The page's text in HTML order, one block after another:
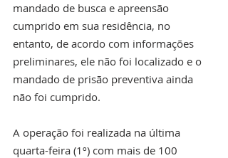
mandado de busca e apreensão
cumprido em sua residência, no
entanto, de acordo com informações
preliminares, ele não foi localizado e o
mandado de prisão preventiva ainda
não foi cumprido.
A operação foi realizada na última
quarta-feira (1º) com mais de 100